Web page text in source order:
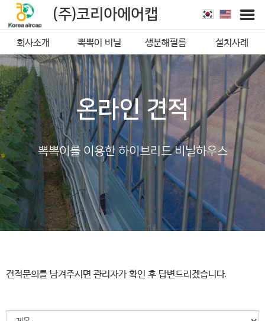
(주)코리아에어캡
회사소개 뽁뽁이 비닐
생분해필름
뽁뽁이
설치사례
온라인 견적
뽁뽁이를 이용한 하이브리드 비닐하우스
견적문의를 남겨주시면 관리자가 확인 후 답변드리겠습니다.